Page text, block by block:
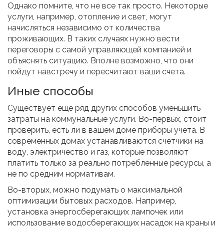
Однако помните, что не все так просто. Некоторые
услуги, например, отопление и свет, могут
начисляться независимо от количества
проживающих. В таких случаях нужно вести
переговоры с самой управляющей компанией и
объяснять ситуацию. Вполне возможно, что они
пойдут навстречу и пересчитают ваши счета.
Иные способы
Существует еще ряд других способов уменьшить
затраты на коммунальные услуги. Во-первых, стоит
проверить, есть ли в вашем доме приборы учета. В
современных домах устанавливаются счетчики на
воду, электричество и газ, которые позволяют
платить только за реально потребленные ресурсы, а
не по средним нормативам.
Во-вторых, можно подумать о максимальной
оптимизации бытовых расходов. Например,
установка энергосберегающих лампочек или
использование водосберегающих насадок на краны и